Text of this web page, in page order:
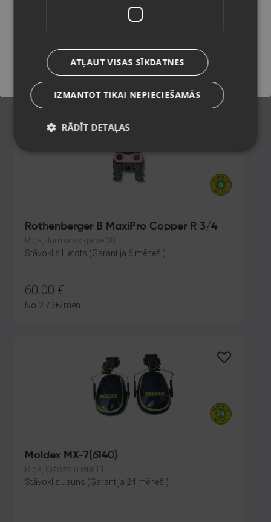
Stāvoklis Mazlietots (Garantija 12 mēneši)
30.00€
Rothenberger B MaxiPro Copper R 3/4
Rīga, Jūrmalas gatve 30
Stāvoklis Lietots (Garantija 6 mēneši)
60.00 €
No 2.73€/mēn.
Moldex MX-7(6140)
Rīga, Dižozolu iela 11
Stāvoklis Jauns (Garantija 24 mēneši)
Saglabāt
ATĻAUT VISAS SĪKDATNES
IZMANTOT TIKAI NEPIECIEŠAMĀS
RĀDĪT DETAĻAS